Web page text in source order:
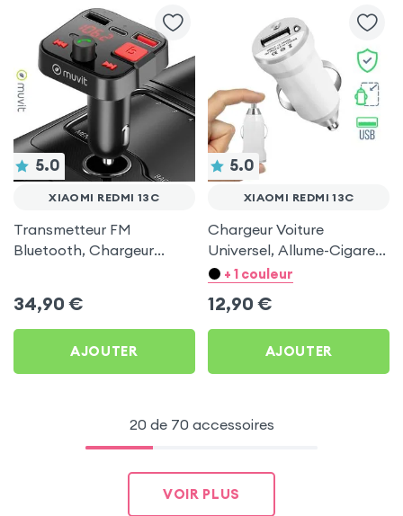
5.0
XIAOMI REDMI 13C
Transmetteur FM
Bluetooth, Chargeur
34,90 €
AJOUTER
5.0
XIAOMI REDMI 13C
Chargeur Voiture
Universel, Allume-Cigare
Ultra Compact avec
+ 1 couleur
12,90 €
AJOUTER
20 de 70 accessoires
VOIR PLUS